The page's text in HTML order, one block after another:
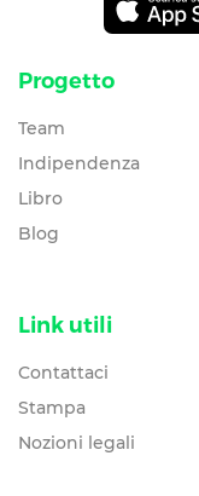
Progetto
Team
Indipendenza
Libro
Blog
Link utili
Contattaci
Stampa
Nozioni legali